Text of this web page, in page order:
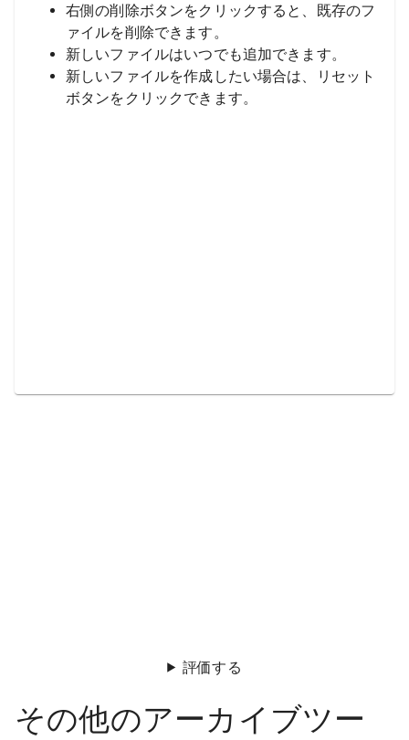
右側の削除ボタンをクリックすると、既存のフ
ァイルを削除できます。
新しいファイルはいつでも追加できます。
新しいファイルを作成したい場合は、リセット
ボタンをクリックできます。
評価する
その他のアーカイブツー